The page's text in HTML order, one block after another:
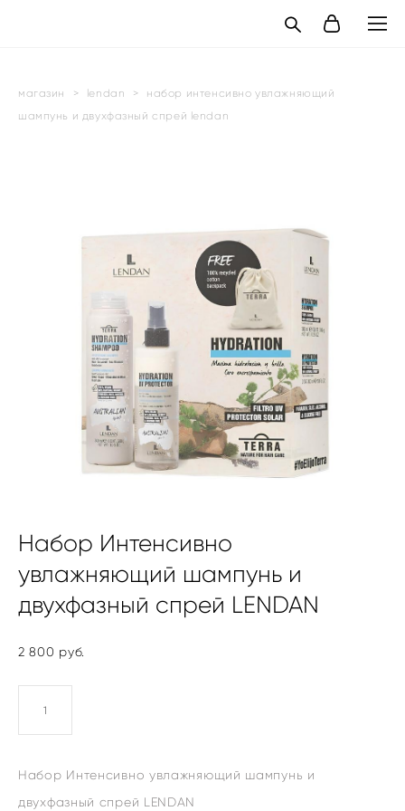
магазин > lendan >
набор интенсивно увлажняющий
шампунь и двухфазный спрей lendan
Набор Интенсивно
увлажняющий шампунь и
двухфазный спрей LENDAN
2 800 pуб.
Набор Интенсивно увлажняющий шампунь и
двухфазный спрей LENDAN